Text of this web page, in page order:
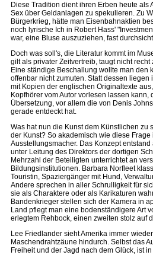
Diese Tradition dient ihren Erben heute als
Sex über Geldanlagen zu spekulieren. Zu
Bürgerkrieg, hätte man Eisenbahnaktien
noch lyrische Ich in Robert Hass'
war, eine Bluse auszuziehen, fast
Doch was soll's, die Literatur kommt im
gilt als privater Zeitvertreib, taugt nicht
Eine ständige Beschallung wollte man den
offenbar nicht zumuten. Statt dessen
mit Kopien der englischen Originaltexte
Kopfhörer vom Autor vorlesen lassen
Übersetzung, vor allem die von Denis
gerade entdeckt hat.
Was hat nun die Kunst dem Künstlichen zu
der Kunst? So akademisch wie diese Frage
Ausstellungsmacher. Das Konzept
unter Leitung des Direktors der dortigen
Mehrzahl der Beteiligten unterrichtet an
Bildungsinstitutionen. Barbara Norfleet
Touristin, Spaziergänger mit Hund,
Andere sprechen in aller Schrulligkeit für
sie als Charaktere oder als Karikaturen
Bandenkrieger stellen sich der Kamera in
Land pflegt man eine bodenständigere Art
erlegtem Rehbock, einen zweiten stolz auf
Lee Friedlander sieht Amerika immer
Maschendrahtzäune hindurch. Selbst das
Freiheit und der Jagd nach dem Glück, ist